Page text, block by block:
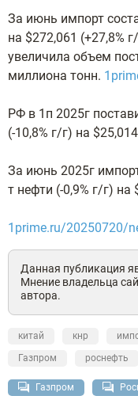
За июнь импорт
на $272,061 (+27,8%
увеличила объем
миллиона тонн.
РФ в 1п 2025г
(-10,8% г/г) на
За июнь 2025г
т нефти (-0,9% г/г) на
1prime.ru/20250720/
Данная публикация
Мнение владельца
автора.
китай кнр
Газпром
роснефть
Газпром